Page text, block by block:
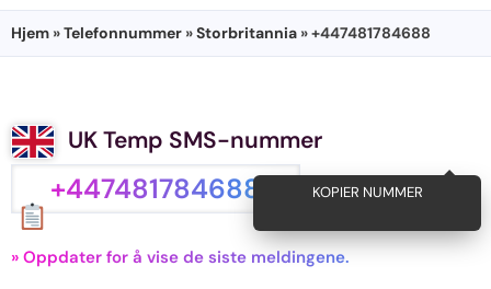
Hjem »Telefonnummer »Storbritannia » +447481784688
UK Temp SMS-nummer
+447481784688 KOPIER NUMMER
» Oppdater for å vise de siste meldingene.